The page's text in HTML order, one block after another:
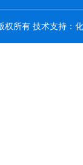
所有 技术支持：